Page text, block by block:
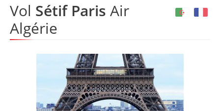
Vol Sétif Paris Air
Algérie